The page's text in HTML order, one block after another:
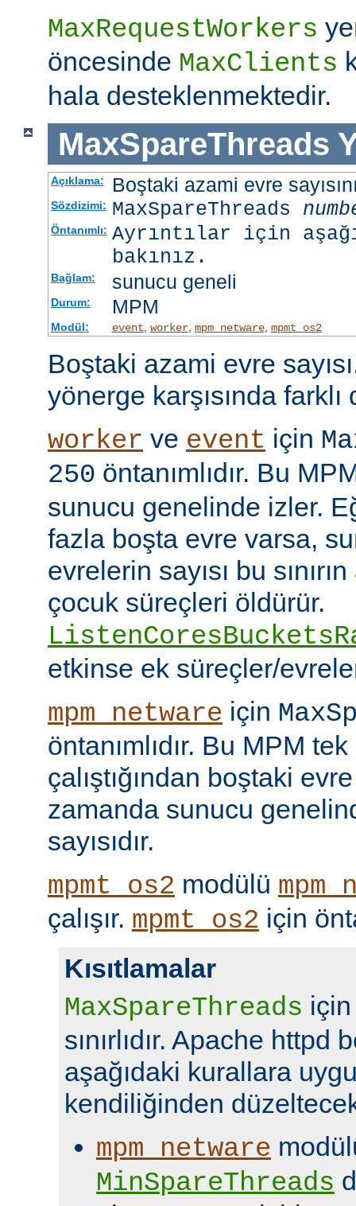
MaxRequestWorkers
öncesinde MaxClients
hala desteklenmektedir.
MaxSpareThreads
Açıklama: Boştaki azami evre
Sözdizimi: MaxSpareThreads
Öntanımlı: Ayrıntılar için
bakınız.
Bağlam: sunucu geneli
Durum: MPM
Modül: event, worker, mpm_netware, mpmt_os2
Boştaki azami evre
yönerge karşısında farklı
worker ve event için
250 öntanımlıdır. Bu
sunucu genelinde izler.
fazla boşta evre varsa,
evrelerin sayısı bu
çocuk süreçleri öldürür.
etkinse ek süreçler/
mpm_netware için
öntanımlıdır. Bu MPM
çalıştığından boştaki evre
zamanda sunucu
sayısıdır.
mpmt_os2 modülü
çalışır. mpmt_os2 için
Kısıtlamalar
MaxSpareThreads için
sınırlıdır. Apache httpd
aşağıdaki kurallara
kendiliğinden
mpm_netware
MinSpareThreads